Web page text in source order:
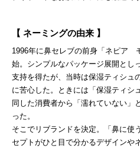
【 ネーミングの由来 】
1996年に鼻セレブの前身「ネピア
始。シンプルなパッケージ展開とし
支持を得たが、当時は保湿ティシュ
に苦心した。ときには「保湿ティシ
同した消費者から「濡れていない」
った。
そこでリブランドを決定。「鼻に使
セプトがひと目で分かるデザインや